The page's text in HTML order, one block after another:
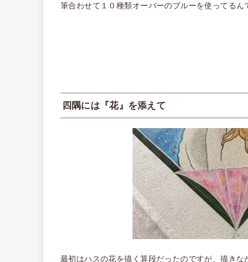
筆合わせて１０種類オーバーのブルーを使ってるん
四隅には『花』を添えて
最初はハスの花を描く算段だったのですが、描き